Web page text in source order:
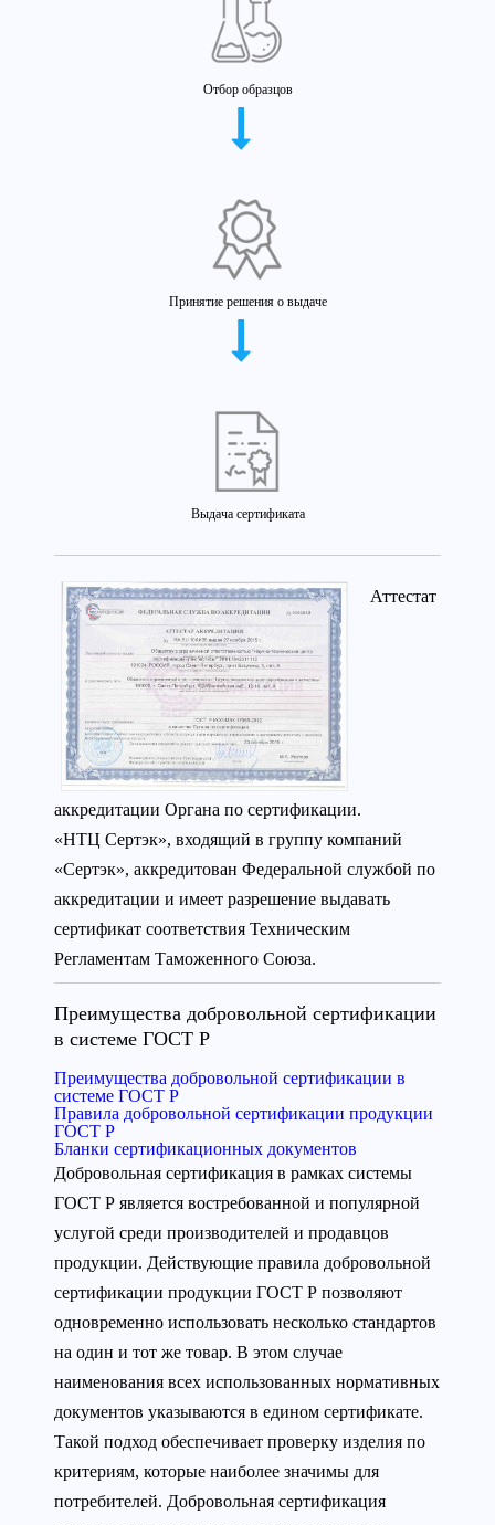
Отбор образцов
Принятие решения о выдаче
Выдача сертификата
Аттестат
аккредитации Органа по сертификации.
«НТЦ Сертэк», входящий в группу компаний
«Сертэк», аккредитован Федеральной службой по
аккредитации и имеет разрешение выдавать
сертификат соответствия Техническим
Регламентам Таможенного Союза.
Преимущества добровольной сертификации
в системе ГОСТ Р
Преимущества добровольной сертификации в
системе ГОСТ Р
Правила добровольной сертификации продукции
ГОСТ Р
Бланки сертификационных документов
Добровольная сертификация в рамках системы
ГОСТ Р является востребованной и популярной
услугой среди производителей и продавцов
продукции. Действующие правила добровольной
сертификации продукции ГОСТ Р позволяют
одновременно использовать несколько стандартов
на один и тот же товар. В этом случае
наименования всех использованных нормативных
документов указываются в едином сертификате.
Такой подход обеспечивает проверку изделия по
критериям, которые наиболее значимы для
потребителей. Добровольная сертификация